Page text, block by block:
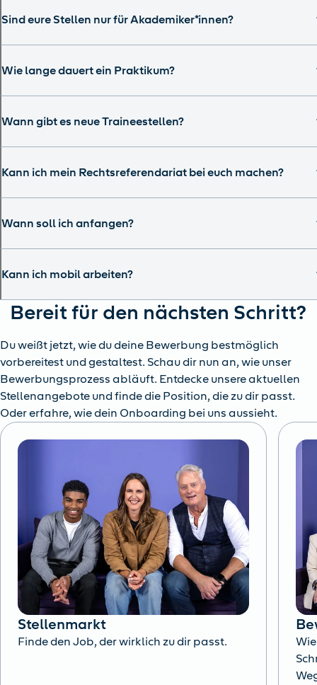
Sind eure Stellen nur für Akademiker*innen?
Wie lange dauert ein Praktikum?
Wann gibt es neue Traineestellen?
Kann ich mein Rechtsreferendariat bei euch machen?
Wann soll ich anfangen?
Kann ich mobil arbeiten?
Bereit für den nächsten Schritt?
Du weißt jetzt, wie du deine Bewerbung bestmöglich
vorbereitest und gestaltest. Schau dir nun an, wie unser
Bewerbungsprozess abläuft. Entdecke unsere aktuellen
Stellenangebote und finde die Position, die zu dir passt.
Oder erfahre, wie dein Onboarding bei uns aussieht.
Stellenmarkt
Finde den Job, der wirklich zu dir passt.